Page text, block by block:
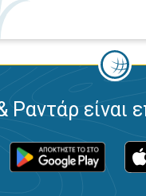
Ραντάρ είναι